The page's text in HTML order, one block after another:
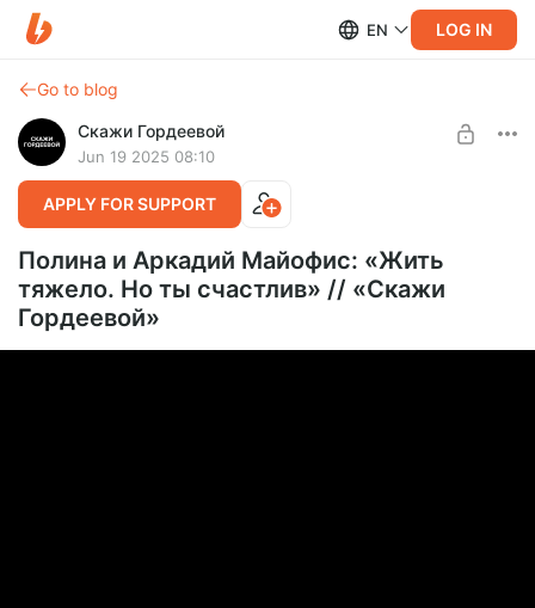
EN LOG IN
Go to blog
Скажи Гордеевой
Jun 19 2025 08:10
APPLY FOR SUPPORT
Полина и Аркадий Майофис: «Жить
тяжело. Но ты счастлив» // «Скажи
Гордеевой»